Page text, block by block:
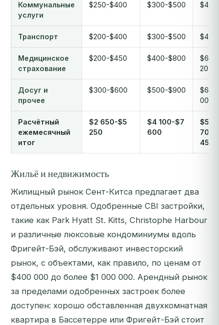
Коммунальные
услуги
$250-$400 $300-$500
Транспорт $200-$400 $300-$500
Медицинское
страхование
$200-$450 $400-$800
200
Досуг и
прочее
$300-$600 $500-$900
000
Расчётный
ежемесячный
итог
$2 650-$5
250
$4 100-$7
600
$5
700-
450
Жильё и недвижимость
Жилищный рынок Сент-Китса предлагает два
отдельных уровня. Одобренные CBI застройки,
такие как Park Hyatt St. Kitts, Christophe Harbour
и различные люксовые кондоминиумы вдоль
Фригейт-Бэй, обслуживают инвесторский
рынок, с объектами, как правило, по ценам от
$400 000 до более $1 000 000. Арендный рынок
за пределами одобренных застроек более
доступен: хорошо обставленная двухкомнатная
квартира в Бассетерре или Фригейт-Бэй стоит